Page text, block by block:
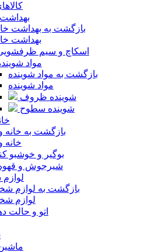
بازگشت به بهداشت
بهداشت
اسکاچ و سیم
مواد
بازگشت به مواد شوینده
مواد شوینده
شوینده ظروف
شوینده سطوح
بازگشت به خانه
خانه
بوگیر و خوشبو
شیرجوش و
بازگشت به لوازم
لوازم
اتو و حالت